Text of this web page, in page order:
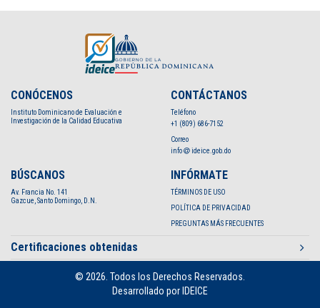
CONÓCENOS
Instituto Dominicano de Evaluación e
Investigación de la Calidad Educativa
CONTÁCTANOS
Teléfono
+1 (809) 686-7152
Correo
info
ideice.gob.do
BÚSCANOS
Av. Francia No. 141
Gazcue, Santo Domingo, D.N.
INFÓRMATE
TÉRMINOS DE USO
POLÍTICA DE PRIVACIDAD
PREGUNTAS MÁS FRECUENTES
Certificaciones obtenidas
© 2026. Todos los Derechos Reservados.
Desarrollado por IDEICE